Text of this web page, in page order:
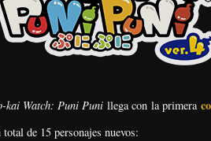
kai Watch: Puni Puni llega con la primera
de 15 personajes nuevos: